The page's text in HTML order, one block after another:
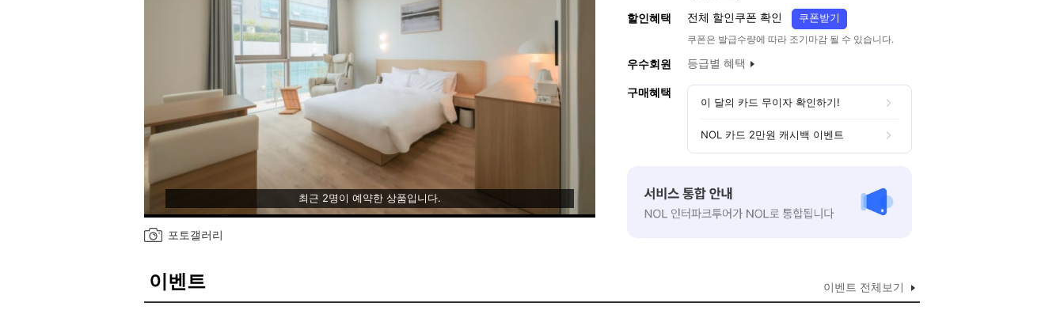
최근 2명이 예약한 상품입니다.
포토갤러리
할인혜택 전체 할인쿠폰 확인 쿠폰받기
쿠폰은 발급수량에 따라 조기마감 될 수 있습니다.
우수회원 등급별 혜택
구매혜택
이 달의 카드 무이자 확인하기!
NOL 카드 2만원 캐시백 이벤트
이벤트 이벤트 전체보기